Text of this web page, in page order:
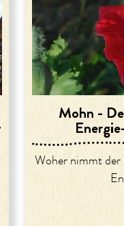
Mohn -
Woher nimmt der